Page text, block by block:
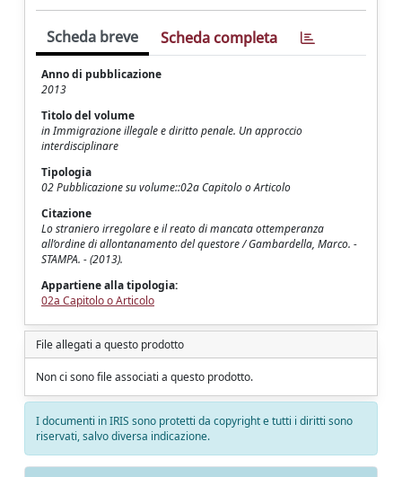
Scheda breve Scheda completa
Anno di pubblicazione
2013
Titolo del volume
in Immigrazione illegale e diritto penale. Un approccio
interdisciplinare
Tipologia
02 Pubblicazione su volume::02a Capitolo o Articolo
Citazione
Lo straniero irregolare e il reato di mancata ottemperanza
all’ordine di allontanamento del questore / Gambardella, Marco. -
STAMPA. - (2013).
Appartiene alla tipologia:
02a Capitolo o Articolo
File allegati a questo prodotto
Non ci sono file associati a questo prodotto.
I documenti in IRIS sono protetti da copyright e tutti i diritti sono
riservati, salvo diversa indicazione.